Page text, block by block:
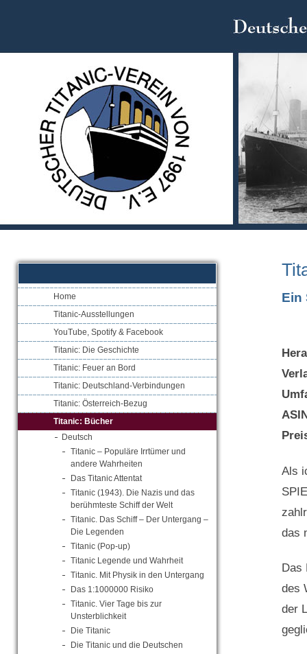
Home
Titanic-Ausstellungen
YouTube, Spotify & Facebook
Titanic: Die Geschichte
Titanic: Feuer an Bord
Titanic: Deutschland-Verbindungen
Titanic: Österreich-Bezug
Titanic: Bücher
Deutsch
Titanic – Populäre Irrtümer und
andere Wahrheiten
Das Titanic Attentat
Titanic (1943). Die Nazis und das
berühmteste Schiff der Welt
Titanic. Das Schiff – Der Untergang –
Die Legenden
Titanic (Pop-up)
Titanic Legende und Wahrheit
Titanic. Mit Physik in den Untergang
Das 1:1000000 Risiko
Titanic. Vier Tage bis zur
Unsterblichkeit
Die Titanic
Die Titanic und die Deutschen
Ein
Als
das
Das
des
der